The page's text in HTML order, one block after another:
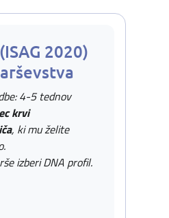
2020)
4-5 tednov
krvi
, ki mu želite
izberi DNA profil.